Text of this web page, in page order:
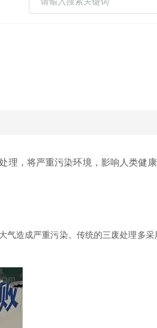
，将严重污染环境，影响人类健
造成严重污染。传统的三废处理多